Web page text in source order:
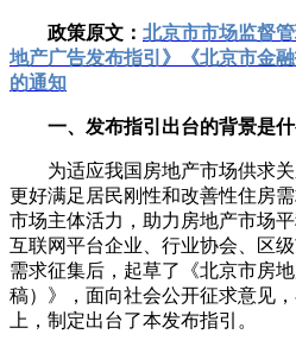
政策原文： 北京市市场监督
地产广告发布指引》《北京市金
的通知
一、发布指引出台的背景是什
为适应我国房地产市场供求关
更好满足居民刚性和改善性住房
市场主体活力，助力房地产市场
互联网平台企业、行业协会、区
需求征集后，起草了《北京市房
稿）》，面向社会公开征求意见
上，制定出台了本发布指引。